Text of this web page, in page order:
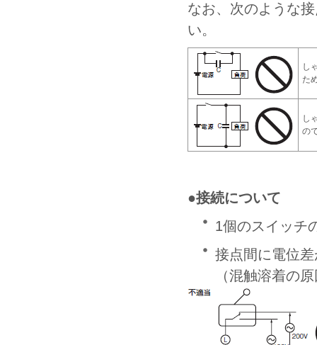
なお、次のような
い。
し
た
し
の
●接続について
1個のスイッチ
接点間に電位
（混触溶着の